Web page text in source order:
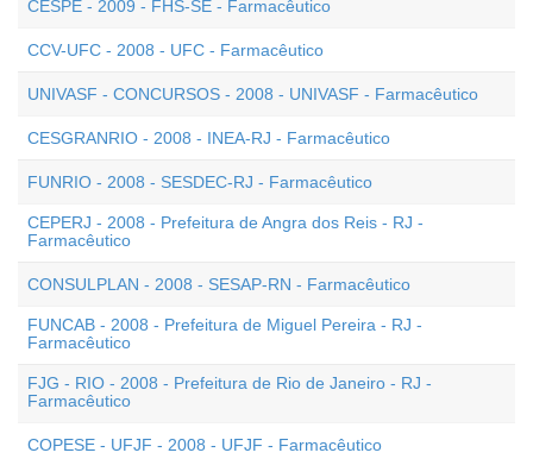
CESPE - 2009 - FHS-SE - Farmacêutico
CCV-UFC - 2008 - UFC - Farmacêutico
UNIVASF - CONCURSOS - 2008 - UNIVASF - Farmacêutico
CESGRANRIO - 2008 - INEA-RJ - Farmacêutico
FUNRIO - 2008 - SESDEC-RJ - Farmacêutico
CEPERJ - 2008 - Prefeitura de Angra dos Reis - RJ -
Farmacêutico
CONSULPLAN - 2008 - SESAP-RN - Farmacêutico
FUNCAB - 2008 - Prefeitura de Miguel Pereira - RJ -
Farmacêutico
FJG - RIO - 2008 - Prefeitura de Rio de Janeiro - RJ -
Farmacêutico
COPESE - UFJF - 2008 - UFJF - Farmacêutico